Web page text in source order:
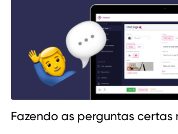
Fazendo as perguntas certas